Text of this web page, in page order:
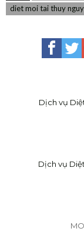
diet moi tai thuy
Dịch vụ
Dịch vụ